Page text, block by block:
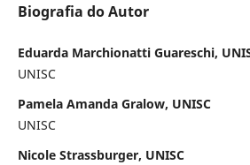
Biografia do Autor
Eduarda Marchionatti Guareschi,
UNISC
Pamela Amanda Gralow, UNISC
UNISC
Nicole Strassburger, UNISC